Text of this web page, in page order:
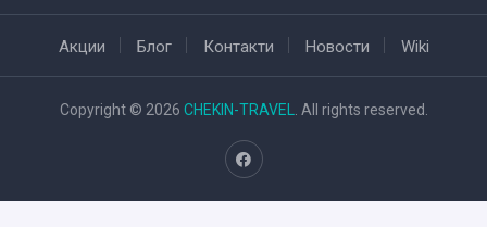
Акции Блог Контакти Новости Wiki
Copyright © 2026 CHEKIN-TRAVEL . All rights reserved.